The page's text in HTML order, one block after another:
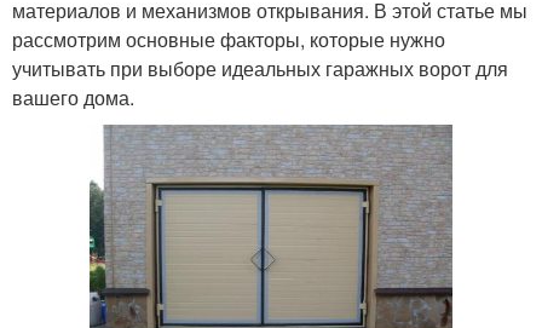
материалов и механизмов открывания. В этой статье мы
рассмотрим основные факторы, которые нужно
учитывать при выборе идеальных гаражных ворот для
вашего дома.